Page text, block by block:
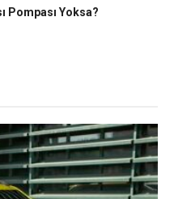
Pompası Yoksa?